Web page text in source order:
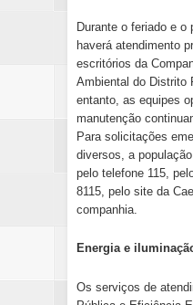
Durante o feriado e
haverá atendimento
escritórios da
Ambiental do Distrito
entanto, as equipes
manutenção
Para solicitações
diversos, a
pelo telefone 115,
8115, pelo site da
companhia.
Energia e
Os serviços de